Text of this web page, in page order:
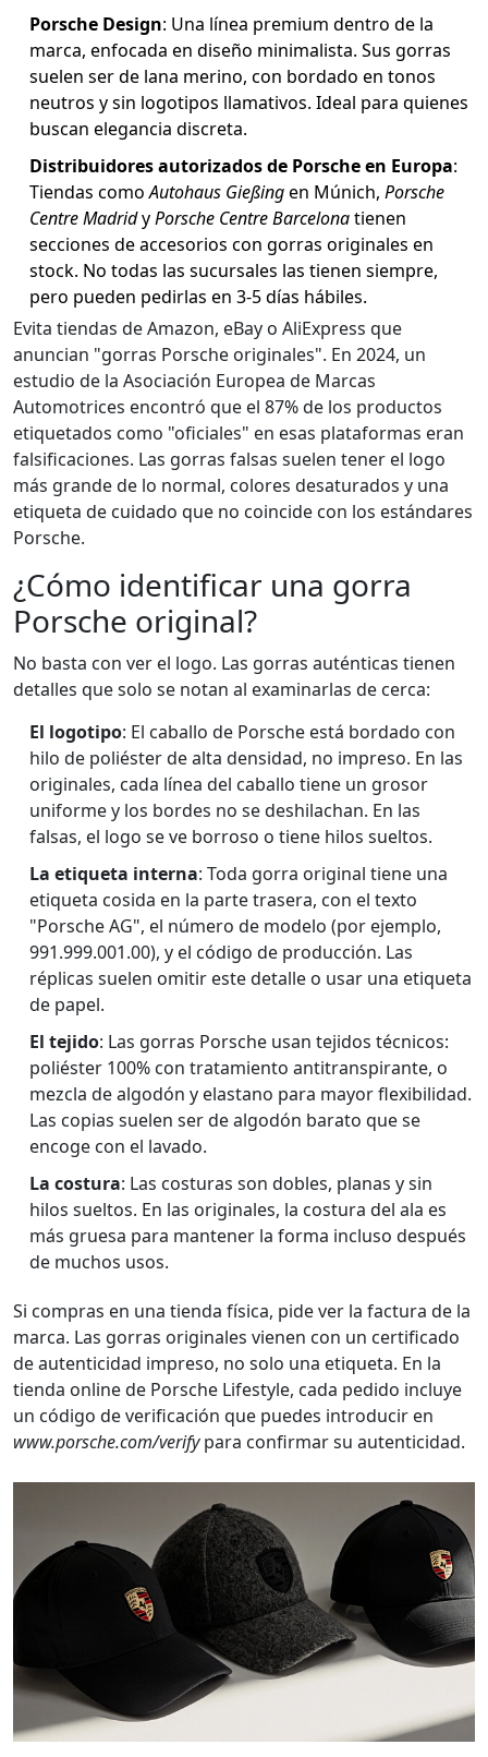
Porsche Design: Una línea premium dentro de la
marca, enfocada en diseño minimalista. Sus gorras
suelen ser de lana merino, con bordado en tonos
neutros y sin logotipos llamativos. Ideal para quienes
buscan elegancia discreta.
Distribuidores autorizados de Porsche en Europa:
Tiendas comoAutohaus Gießingen Múnich, Porsche
Centre MadridyPorsche Centre Barcelonatienen
secciones de accesorios con gorras originales en
stock. No todas las sucursales las tienen siempre,
pero pueden pedirlas en 3-5 días hábiles.
Evita tiendas de Amazon, eBay o AliExpress que
anuncian "gorras Porsche originales". En 2024, un
estudio de la Asociación Europea de Marcas
Automotrices encontró que el 87% de los productos
etiquetados como "oficiales" en esas plataformas eran
falsificaciones. Las gorras falsas suelen tener el logo
más grande de lo normal, colores desaturados y una
etiqueta de cuidado que no coincide con los estándares
Porsche.
¿Cómo identificar una gorra
Porsche original?
No basta con ver el logo. Las gorras auténticas tienen
detalles que solo se notan al examinarlas de cerca:
El logotipo: El caballo de Porsche está bordado con
hilo de poliéster de alta densidad, no impreso. En las
originales, cada línea del caballo tiene un grosor
uniforme y los bordes no se deshilachan. En las
falsas, el logo se ve borroso o tiene hilos sueltos.
La etiqueta interna: Toda gorra original tiene una
etiqueta cosida en la parte trasera, con el texto
"Porsche AG", el número de modelo (por ejemplo,
991.999.001.00), y el código de producción. Las
réplicas suelen omitir este detalle o usar una etiqueta
de papel.
El tejido: Las gorras Porsche usan tejidos técnicos:
poliéster 100% con tratamiento antitranspirante, o
mezcla de algodón y elastano para mayor flexibilidad.
Las copias suelen ser de algodón barato que se
encoge con el lavado.
La costura: Las costuras son dobles, planas y sin
hilos sueltos. En las originales, la costura del ala es
más gruesa para mantener la forma incluso después
de muchos usos.
Si compras en una tienda física, pide ver la factura de la
marca. Las gorras originales vienen con un certificado
de autenticidad impreso, no solo una etiqueta. En la
tienda online de Porsche Lifestyle, cada pedido incluye
un código de verificación que puedes introducir en
www.porsche.com/verifypara confirmar su autenticidad.